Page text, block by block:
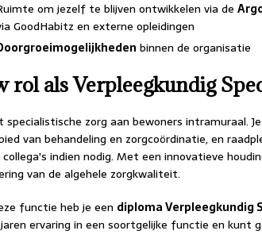
om jezelf te blijven ontwikkelen via de
GoodHabitz en externe opleidingen
binnen de organisatie
rol als Verpleegkundig
specialistische zorg aan bewoners intramuraal.
van behandeling en zorgcoördinatie, en
collega's indien nodig. Met een innovatieve
van de algehele zorgkwaliteit.
functie heb je een diploma Verpleegkundig
ervaring in een soortgelijke functie en kunt